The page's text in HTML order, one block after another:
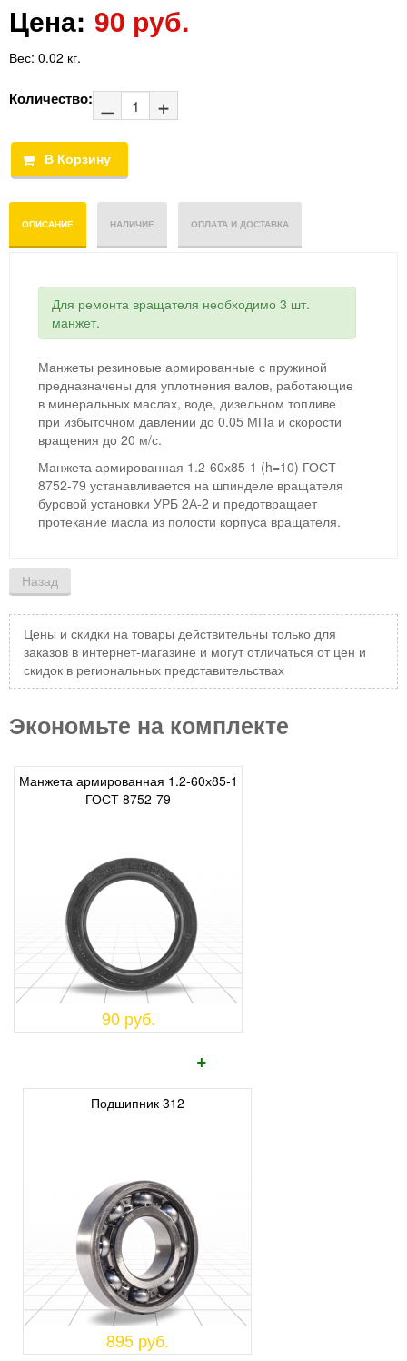
Цена: 90 руб.
Вес: 0.02 кг.
Количество:
ОПИСАНИЕ НАЛИЧИЕ ОПЛАТА И ДОСТАВКА
Для ремонта вращателя необходимо 3 шт.
манжет.
Манжеты резиновые армированные с пружиной
предназначены для уплотнения валов, работающие
в минеральных маслах, воде, дизельном топливе
при избыточном давлении до 0.05 МПа и скорости
вращения до 20 м/с.
Манжета армированная 1.2-60х85-1 (h=10) ГОСТ
8752-79 устанавливается на шпинделе вращателя
буровой установки УРБ 2А-2 и предотвращает
протекание масла из полости корпуса вращателя.
Цены и скидки на товары действительны только для
заказов в интернет-магазине и могут отличаться от цен и
скидок в региональных представительствах
Экономьте на комплекте
Манжета армированная 1.2-60х85-1
ГОСТ 8752-79
90 руб.
+
Подшипник 312
895 руб.